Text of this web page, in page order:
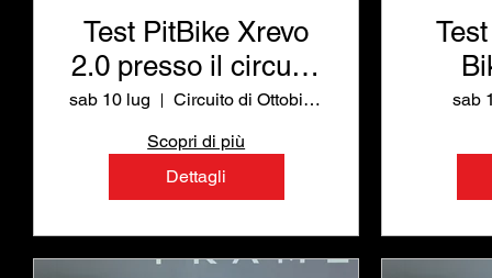
Test PitBike Xrevo
2.0 presso il circuito
di Ottobiano
Motorsport
sab 10 lug
Circuito di Ottobiano
Scopri di più
Dettagli
sab